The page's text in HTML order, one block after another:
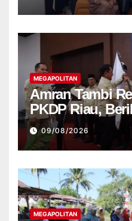
MEGAPOLITAN
Amran Tambi
PKDP Riau,
Lengkap 2026-
09/08/2026
MEGAPOLITAN